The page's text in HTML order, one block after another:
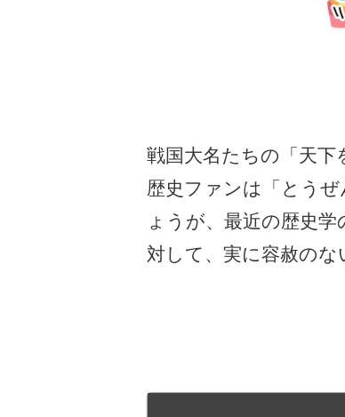
戦国大名たちの「天
歴史ファンは「とう
ょうが、最近の歴史
対して、実に容赦のな